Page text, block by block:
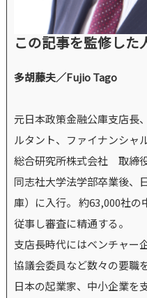
この記事を監修した
多胡藤夫／Fujio Tago
元日本政策金融公庫支店長
ルタント、ファイナンシャ
総合研究所株式会社 取締
同志社大学法学部卒業後、
庫）に入行。 約63,000社
従事し審査に精通する。
支店長時代にはベンチャー
協議会委員など数々の要職
日本の起業家、中小企業を